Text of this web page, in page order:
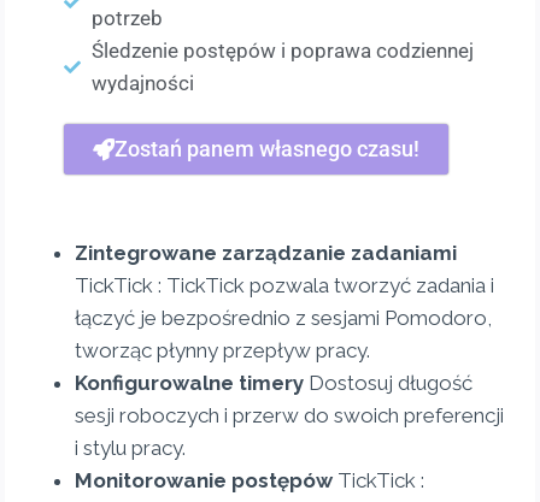
potrzeb
Śledzenie postępów i poprawa codziennej
wydajności
Zostań panem własnego czasu!
Zintegrowane zarządzanie zadaniami
TickTick : TickTick pozwala tworzyć zadania i
łączyć je bezpośrednio z sesjami Pomodoro,
tworząc płynny przepływ pracy.
Konfigurowalne timery Dostosuj długość
sesji roboczych i przerw do swoich preferencji
i stylu pracy.
Monitorowanie postępów TickTick :